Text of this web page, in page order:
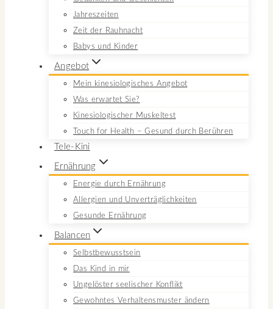
Jahreszeiten
Zeit der Rauhnacht
Babys und Kinder
Angebot
Mein kinesiologisches Angebot
Was erwartet Sie?
Kinesiologischer Muskeltest
Touch for Health – Gesund durch Berühren
Tele-Kini
Ernährung
Energie durch Ernährung
Allergien und Unverträglichkeiten
Gesunde Ernährung
Balancen
Selbstbewusstsein
Das Kind in mir
Ungelöster seelischer Konflikt
Gewohntes Verhaltensmuster ändern